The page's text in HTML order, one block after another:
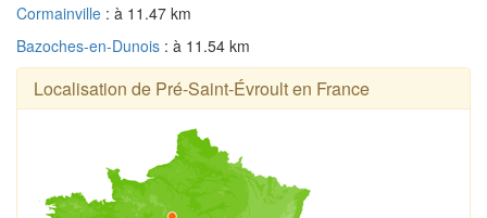
Cormainville : à 11.47 km
Bazoches-en-Dunois : à 11.54 km
Localisation de Pré-Saint-Évroult en France